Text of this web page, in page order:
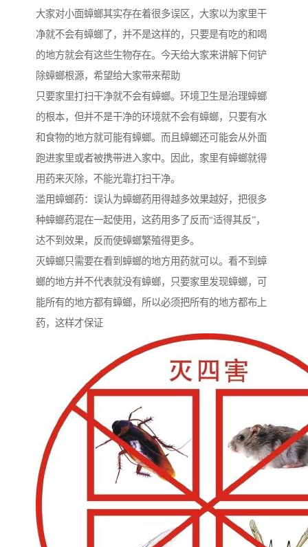
大家对小面蟑螂其实存在着很多误区，大家以为家里干
净就不会有蟑螂了，并不是这样的，只要是有吃的和喝
的地方就会有这些生物存在。今天给大家来讲解下何铲
除蟑螂根源，希望给大家带来帮助
只要家里打扫干净就不会有蟑螂。环境卫生是治理蟑螂
的根本，但并不是干净的环境就不会有蟑螂，只要有水
和食物的地方就可能有蟑螂。而且蟑螂还可能会从外面
跑进家里或者被携带进入家中。因此，家里有蟑螂就得
用药来灭除，不能光靠打扫干净。
滥用蟑螂药：误认为蟑螂药用得越多效果越好，把很多
种蟑螂药混在一起使用，这药用多了反而“适得其反”，
达不到效果，反而使蟑螂繁殖得更多。
灭蟑螂只需要在看到蟑螂的地方用药就可以。看不到蟑
螂的地方并不代表就没有蟑螂，只要家里发现蟑螂，可
能所有的地方都有蟑螂，所以必须把所有的地方都布上
药，这样才保证